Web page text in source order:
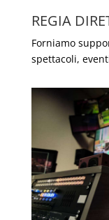
REGIA
Forniamo
spettacoli,